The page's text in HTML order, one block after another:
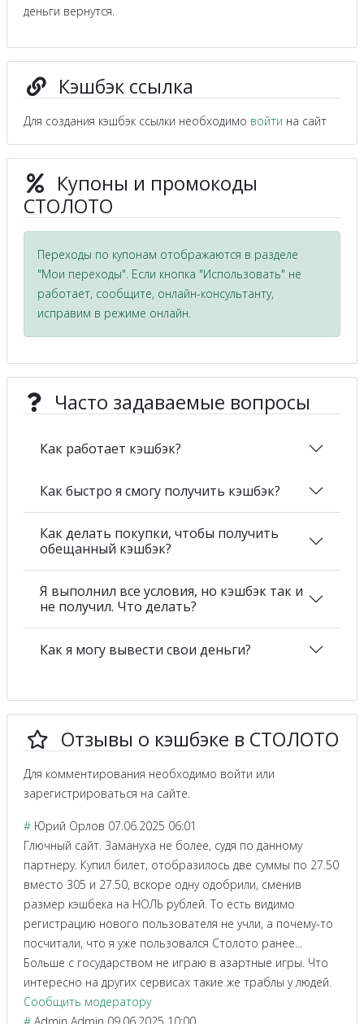
деньги вернутся.
Кэшбэк ссылка
Для создания кэшбэк ссылки необходимо войти на сайт
Купоны и промокоды
СТОЛОТО
Переходы по купонам отображаются в разделе
"Мои переходы". Если кнопка "Использовать" не
работает, сообщите, онлайн-консультанту,
исправим в режиме онлайн.
Часто задаваемые вопросы
Как работает кэшбэк?
Как быстро я смогу получить кэшбэк?
Как делать покупки, чтобы получить
обещанный кэшбэк?
Я выполнил все условия, но кэшбэк так и
не получил. Что делать?
Как я могу вывести свои деньги?
Отзывы о кэшбэке в СТОЛОТО
Для комментирования необходимо войти или
зарегистрироваться на сайте.
# Юрий Орлов 07.06.2025 06:01
Глючный сайт. Замануха не более, судя по данному
партнеру. Купил билет, отобразилось две суммы по 27.50
вместо 305 и 27.50, вскоре одну одобрили, сменив
размер кэшбека на НОЛЬ рублей. То есть видимо
регистрацию нового пользователя не учли, а почему-то
посчитали, что я уже пользовался Столото ранее...
Больше с государством не играю в азартные игры. Что
интересно на других сервисах такие же траблы у людей.
Сообщить модератору